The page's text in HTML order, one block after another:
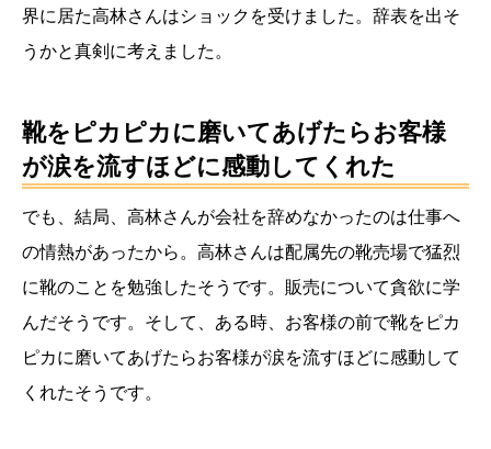
界に居た高林さんはショックを受けました。辞表を出そ
うかと真剣に考えました。
靴をピカピカに磨いてあげたらお客様
が涙を流すほどに感動してくれた
でも、結局、高林さんが会社を辞めなかったのは仕事へ
の情熱があったから。高林さんは配属先の靴売場で猛烈
に靴のことを勉強したそうです。販売について貪欲に学
んだそうです。そして、ある時、お客様の前で靴をピカ
ピカに磨いてあげたらお客様が涙を流すほどに感動して
くれたそうです。